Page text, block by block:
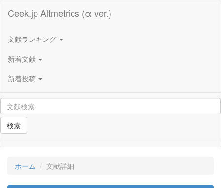
Ceek.jp Altmetrics (α ver.)
文献ランキング
新着文献
新着投稿
検索
ホーム 文献詳細